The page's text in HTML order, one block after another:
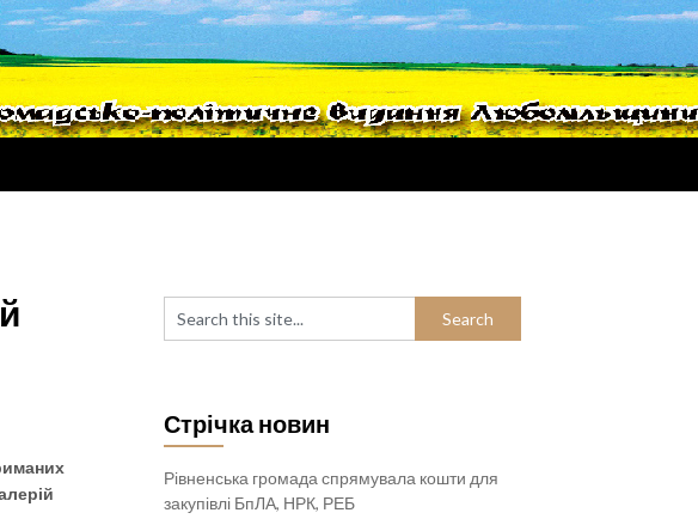
Стрічка новин
Рівненська громада спрямувала кошти для
закупівлі БпЛА, НРК, РЕБ